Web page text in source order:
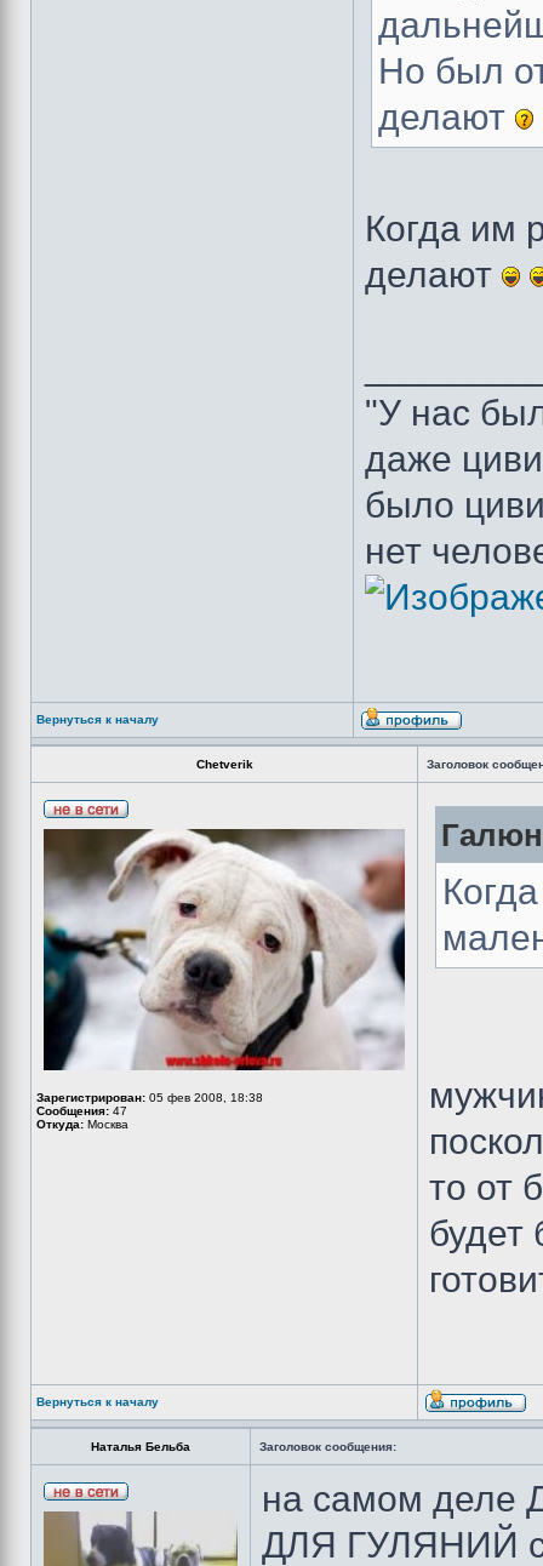
Но был
делают
Когда им
делают
"У нас
даже
было
нет
Вернуться к началу
Chetverik Заголовок
Зарегистрирован: 05 фев 2008, 18:38
Сообщения: 47
Откуда: Москва
то от
будет
Вернуться к началу
Наталья Бельба Заголовок сообщения:
на самом
ДЛЯ ГУЛЯНИЙ